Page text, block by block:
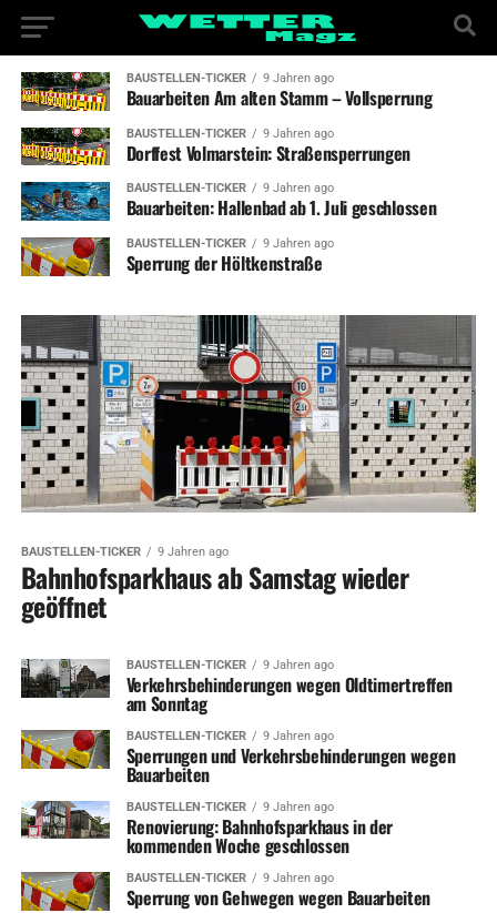
BAUSTELLEN-TICKER 9 Jahren ago
Bauarbeiten Am alten Stamm – Vollsperrung
BAUSTELLEN-TICKER 9 Jahren ago
Dorffest Volmarstein: Straßensperrungen
BAUSTELLEN-TICKER 9 Jahren ago
Bauarbeiten: Hallenbad ab 1. Juli geschlossen
BAUSTELLEN-TICKER 9 Jahren ago
Sperrung der Höltkenstraße
BAUSTELLEN-TICKER 9 Jahren ago
Bahnhofsparkhaus ab Samstag wieder
geöffnet
BAUSTELLEN-TICKER 9 Jahren ago
Verkehrsbehinderungen wegen Oldtimertreffen
am Sonntag
BAUSTELLEN-TICKER 9 Jahren ago
Sperrungen und Verkehrsbehinderungen wegen
Bauarbeiten
BAUSTELLEN-TICKER 9 Jahren ago
Renovierung: Bahnhofsparkhaus in der
kommenden Woche geschlossen
BAUSTELLEN-TICKER 9 Jahren ago
Sperrung von Gehwegen wegen Bauarbeiten